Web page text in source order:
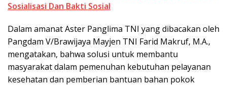
Sosialisasi Dan Bakti Sosial
Dalam amanat Aster Panglima TNI yang dibacakan oleh
Pangdam V/Brawijaya Mayjen TNI Farid Makruf, M.A.,
mengatakan, bahwa solusi untuk membantu
masyarakat dalam pemenuhan kebutuhan pelayanan
kesehatan dan pemberian bantuan bahan pokok